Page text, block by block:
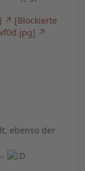
[Blockierte
ebenso der